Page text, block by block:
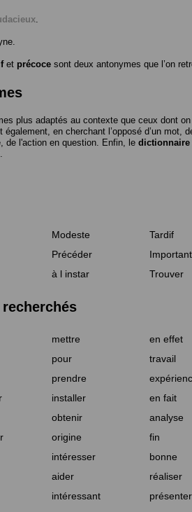
et précoce sont deux antonymes que l’on
plus adaptés au contexte que ceux dont
en cherchant l’opposé d’un mot,
de l'action en question. Enfin, le dictionnaire
Modeste Tardif
Précéder Important
à l instar Trouver
mettre en effet
pour travail
prendre
installer en fait
obtenir analyse
origine fin
intéresser bonne
aider réaliser
intéressant présenter